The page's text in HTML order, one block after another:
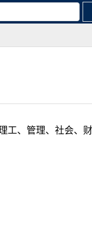
、管理、社会、